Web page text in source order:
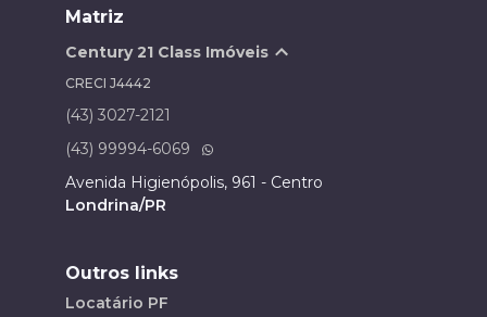
Matriz
Century 21 Class Imóveis
CRECI J4442
(43) 3027-2121
(43) 99994-6069
Avenida Higienópolis, 961 - Centro
Londrina/PR
Outros links
Locatário PF